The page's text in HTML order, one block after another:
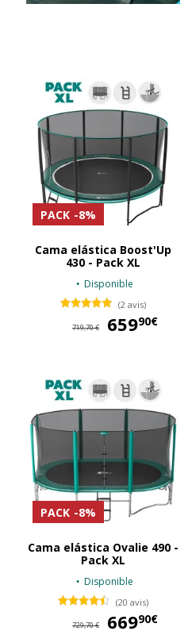
PACK -8%
Cama elástica Boost'Up
430 - Pack XL
Disponible
(2 avis)
719,70 € 65990€
PACK -8%
Cama elástica Ovalie 490 -
Pack XL
Disponible
(20 avis)
729,70 € 66990€